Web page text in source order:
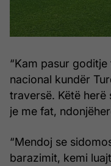
“Kam pasur
nacional kundër
traversë. Këtë herë
je me fat,
“Mendoj se
barazimit, kemi